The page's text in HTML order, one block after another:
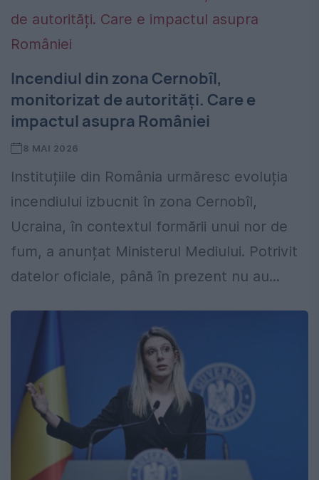
Incendiul din zona Cernobîl,
monitorizat de autorități. Care e
impactul asupra României
8 MAI 2026
Instituțiile din România urmăresc evoluția
incendiului izbucnit în zona Cernobîl,
Ucraina, în contextul formării unui nor de
fum, a anunțat Ministerul Mediului. Potrivit
datelor oficiale, până în prezent nu au...